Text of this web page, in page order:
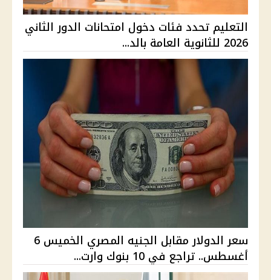
التعليم تحدد فئات دخول امتحانات الدور الثاني
2026 للثانوية العامة بالد...
سعر الدولار مقابل الجنيه المصري الخميس 6
أغسطس.. تراجع في 10 بنوك وارت...